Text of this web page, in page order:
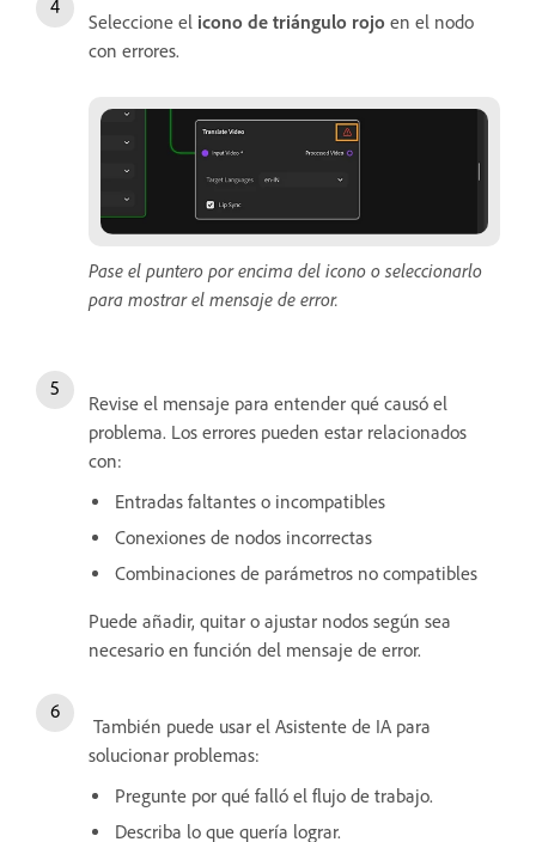
Seleccione el icono de triángulo rojo en el nodo
con errores.
Pase el puntero por encima del icono o seleccionarlo
para mostrar el mensaje de error.
Revise el mensaje para entender qué causó el
problema. Los errores pueden estar relacionados
con:
Entradas faltantes o incompatibles
Conexiones de nodos incorrectas
Combinaciones de parámetros no compatibles
Puede añadir, quitar o ajustar nodos según sea
necesario en función del mensaje de error.
También puede usar el Asistente de IA para
solucionar problemas:
Pregunte por qué falló el flujo de trabajo.
Describa lo que quería lograr.